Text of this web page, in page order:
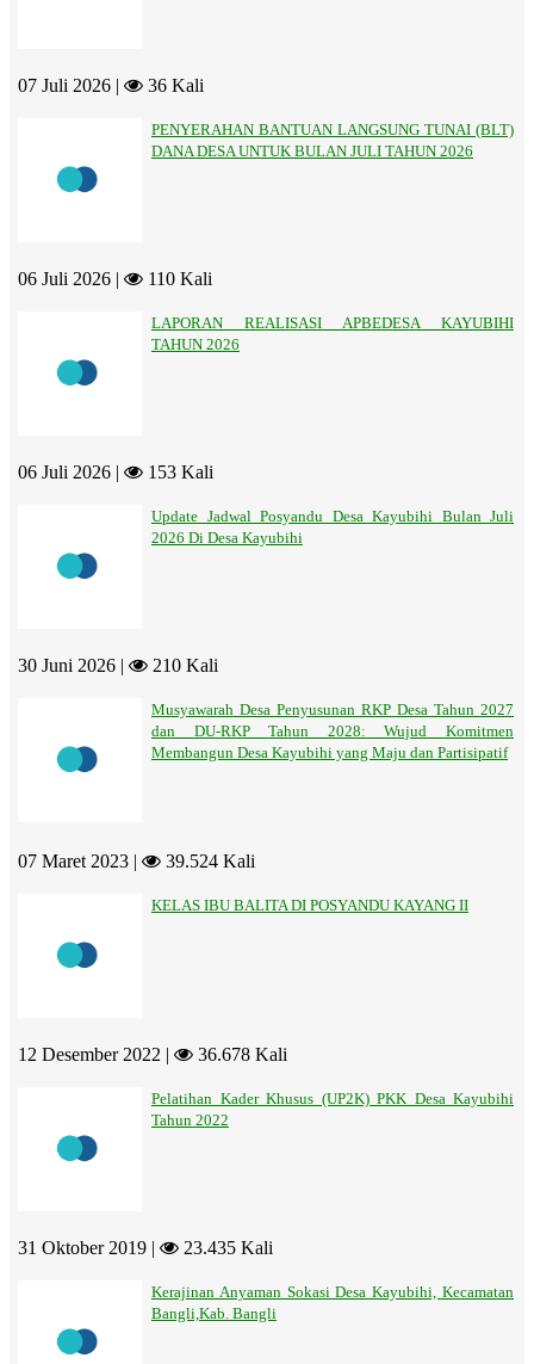
07 Juli 2026 | 36 Kali
PENYERAHAN BANTUAN LANGSUNG TUNAI (BLT)
DANA DESA UNTUK BULAN JULI TAHUN 2026
06 Juli 2026 | 110 Kali
LAPORAN REALISASI APBEDESA KAYUBIHI
TAHUN 2026
06 Juli 2026 | 153 Kali
Update Jadwal Posyandu Desa Kayubihi Bulan Juli
2026 Di Desa Kayubihi
30 Juni 2026 | 210 Kali
Musyawarah Desa Penyusunan RKP Desa Tahun 2027
dan DU-RKP Tahun 2028: Wujud Komitmen
Membangun Desa Kayubihi yang Maju dan Partisipatif
07 Maret 2023 | 39.524 Kali
KELAS IBU BALITA DI POSYANDU KAYANG II
12 Desember 2022 | 36.678 Kali
Pelatihan Kader Khusus (UP2K) PKK Desa Kayubihi
Tahun 2022
31 Oktober 2019 | 23.435 Kali
Kerajinan Anyaman Sokasi Desa Kayubihi, Kecamatan
Bangli,Kab. Bangli